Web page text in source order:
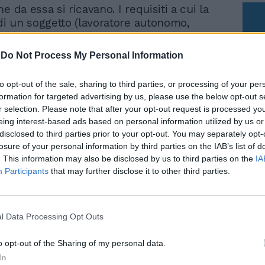
Do Not Process My Personal Information
opt-out of the sale, sharing to third parties, or processing of your
for targeted advertising by us, please use the below opt-out
selection. Please note that after your opt-out request is processed
interest-based ads based on personal information utilized by us
to third parties prior to your opt-out. You may separately
of your personal information by third parties on the IAB’s list of
This information may also be disclosed by us to third parties on the
Participants that may further disclose it to other third parties.
Data Processing Opt Outs
opt-out of the Sharing of my personal data.
da essa si ricavano. I requisiti a cui la
un soggetto (lavoratore autonomo,
pubblico, ecc..) deve attenersi sono
principi contabili di riferimento. Ad
Italia le principali fonti sono gli
il Ministero del Lavoro per il libro unico
il Testo Unico Enti Locali (Tuel). Il
di tesoreria serve per raccogliere,
tutte le informazioni
per prendere le decisioni operative. Esso
impiegato sia come strumento
che come strumento di verifica della
nacque nel 1984 per fare ottenere alla
del Lavoro la licenza bancaria dalla
le options. Successivamente, una
fu fatta approvare dal consiglio
Rudy Giuliani a Come States?
americana